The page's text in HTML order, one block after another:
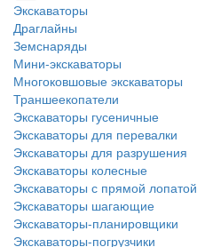
Экскаваторы
Драглайны
Земснаряды
Мини-экскаваторы
Многоковшовые экскаваторы
Траншеекопатели
Экскаваторы гусеничные
Экскаваторы для перевалки
Экскаваторы для разрушения
Экскаваторы колесные
Экскаваторы с прямой лопатой
Экскаваторы шагающие
Экскаваторы-планировщики
Экскаваторы-погрузчики